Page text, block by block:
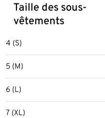
Taille des sous-
vêtements
4 (S)
5 (M)
6 (L)
7 (XL)